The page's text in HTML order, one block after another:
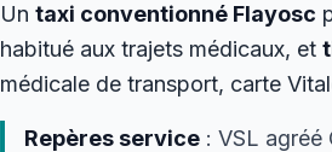
Un taxi conventionné Flayosc
habitué aux trajets médicaux, et
médicale de transport, carte
Repères service : VSL agréé